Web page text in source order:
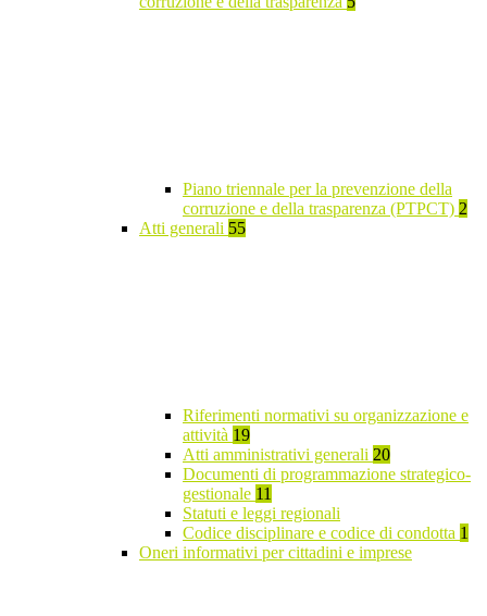
Piano triennale per la prevenzione della
corruzione e della trasparenza (PTPCT) 2
Atti generali 55
Riferimenti normativi su organizzazione e
attività 19
Atti amministrativi generali 20
Documenti di programmazione strategico-
gestionale 11
Statuti e leggi regionali
Codice disciplinare e codice di condotta 1
Oneri informativi per cittadini e imprese